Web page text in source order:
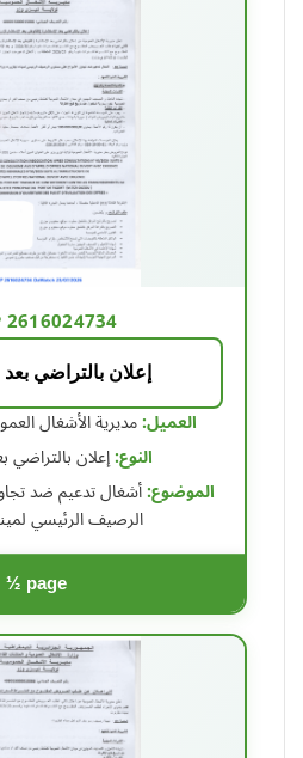
2616024734
إعلان بالتراضي
العميل:مديرية الأشغال
النوع:إعلان بالتراضي
الموضوع:أشغال تدعيم ضد
الرصيف الرئيسي
½ page